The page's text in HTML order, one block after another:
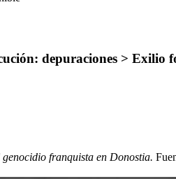
depuraciones > Exilio
franquista en Donostia.